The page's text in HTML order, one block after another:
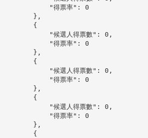
            "得票率": 0
        },
        {
            "候選人得票數": 0,
            "得票率": 0
        },
        {
            "候選人得票數": 0,
            "得票率": 0
        },
        {
            "候選人得票數": 0,
            "得票率": 0
        },
        {